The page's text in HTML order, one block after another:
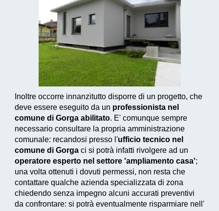
Inoltre occorre innanzitutto disporre di un progetto, che
deve essere eseguito da un professionista nel
comune di Gorga abilitato. E' comunque sempre
necessario consultare la propria amministrazione
comunale: recandosi presso l'ufficio tecnico nel
comune di Gorga ci si potrà infatti rivolgere ad un
operatore esperto nel settore 'ampliamento casa';
una volta ottenuti i dovuti permessi, non resta che
contattare qualche azienda specializzata di zona
chiedendo senza impegno alcuni accurati preventivi
da confrontare: si potrà eventualmente risparmiare nell'